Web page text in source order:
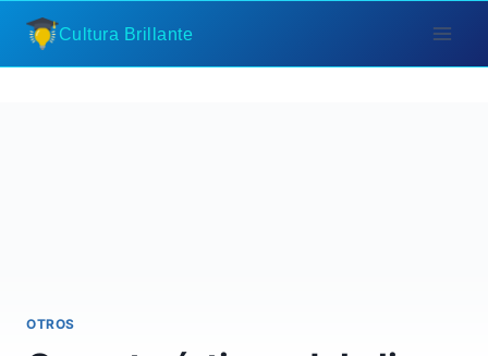
Saltar
contenido
Cultura Brillante
OTROS